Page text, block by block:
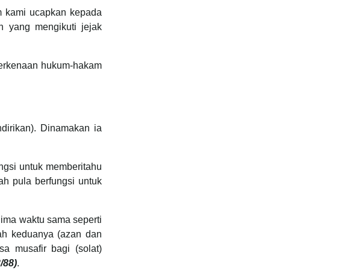
kami ucapkan kepada
yang mengikuti jejak
hukum-hakam
untuk memberitahu
pula berfungsi untuk
waktu sama seperti
keduanya (azan dan
musafir bagi (solat)
88).